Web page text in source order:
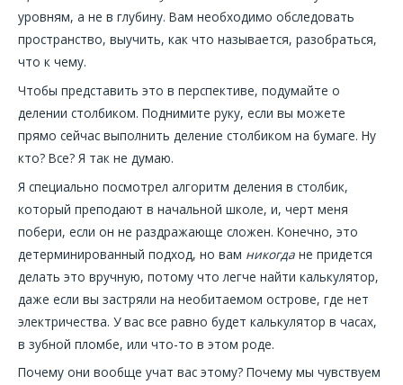
уровням, а не в глубину. Вам необходимо обследовать
пространство, выучить, как что называется, разобраться,
что к чему.
Чтобы представить это в перспективе, подумайте о
делении столбиком. Поднимите руку, если вы можете
прямо сейчас выполнить деление столбиком на бумаге. Ну
кто? Все? Я так не думаю.
Я специально посмотрел алгоритм деления в столбик,
который преподают в начальной школе, и, черт меня
побери, если он не раздражающе сложен. Конечно, это
детерминированный подход, но вам никогда не придется
делать это вручную, потому что легче найти калькулятор,
даже если вы застряли на необитаемом острове, где нет
электричества. У вас все равно будет калькулятор в часах,
в зубной пломбе, или что-то в этом роде.
Почему они вообще учат вас этому? Почему мы чувствуем